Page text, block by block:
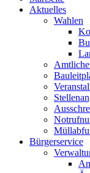
Aktuelles
Wahlen
Bürgerservice